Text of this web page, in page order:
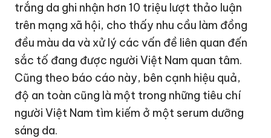
trắng da ghi nhận hơn 10 triệu lượt thảo luận
trên mạng xã hội, cho thấy nhu cầu làm đồng
đều màu da và xử lý các vấn đề liên quan đến
sắc tố đang được người Việt Nam quan tâm.
Cũng theo báo cáo này, bên cạnh hiệu quả,
độ an toàn cũng là một trong những tiêu chí
người Việt Nam tìm kiếm ở một serum dưỡng
sáng da.